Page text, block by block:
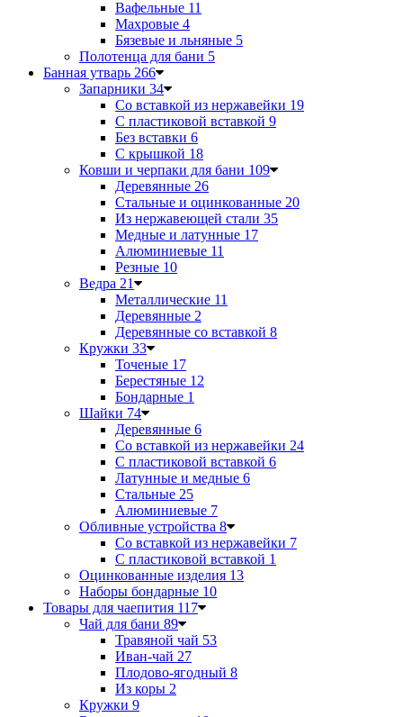
Вафельные 11
Махровые 4
Бязевые и льняные 5
Полотенца для бани 5
Банная утварь 266
Запарники 34
Со вставкой из нержавейки 19
С пластиковой вставкой 9
Без вставки 6
С крышкой 18
Ковши и черпаки для бани 109
Деревянные 26
Стальные и оцинкованные 20
Из нержавеющей стали 35
Медные и латунные 17
Алюминиевые 11
Резные 10
Ведра 21
Металлические 11
Деревянные 2
Деревянные со вставкой 8
Кружки 33
Точеные 17
Берестяные 12
Бондарные 1
Шайки 74
Деревянные 6
Со вставкой из нержавейки 24
С пластиковой вставкой 6
Латунные и медные 6
Стальные 25
Алюминиевые 7
Обливные устройства 8
Со вставкой из нержавейки 7
С пластиковой вставкой 1
Оцинкованные изделия 13
Наборы бондарные 10
Товары для чаепития 117
Чай для бани 89
Травяной чай 53
Иван-чай 27
Плодово-ягодный 8
Из коры 2
Кружки 9